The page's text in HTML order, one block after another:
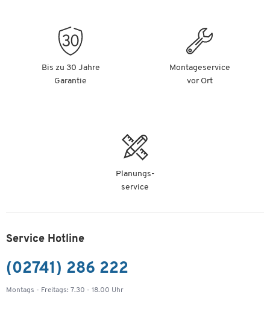
Bis zu 30 Jahre
Garantie
Montageservice
vor Ort
Planungs-
service
Service Hotline
(02741) 286 222
Montags - Freitags: 7.30 - 18.00 Uhr